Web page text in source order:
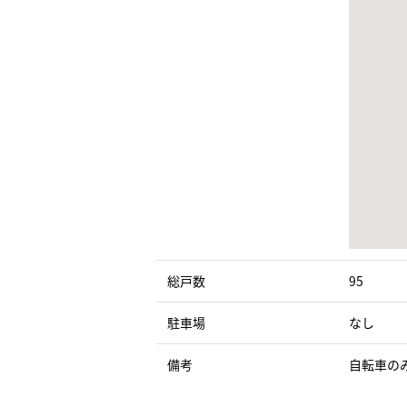
総戸数 95
駐車場 なし
備考 自転車の